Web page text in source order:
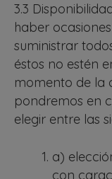
3.3
haber
suministrar
éstos no estén
momento de la
pondremos en
elegir entre las
a)
con